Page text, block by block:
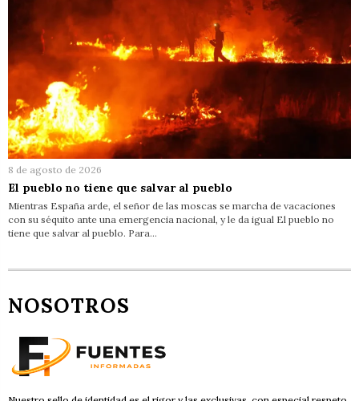
8 de agosto de 2026
El pueblo no tiene que salvar al pueblo
Mientras España arde, el señor de las moscas se marcha de vacaciones
con su séquito ante una emergencia nacional, y le da igual El pueblo no
tiene que salvar al pueblo. Para…
NOSOTROS